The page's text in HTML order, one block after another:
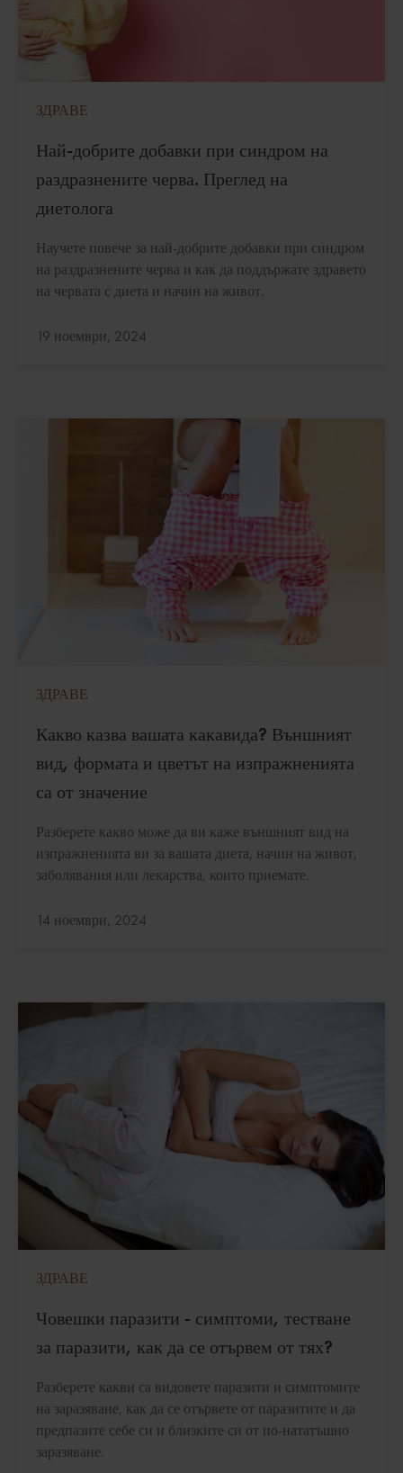
ЗДРАВЕ
Най-добрите добавки при синдром на
раздразнените черва. Преглед на
диетолога
Научете повече за най-добрите добавки при синдром
на раздразнените черва и как да поддържате здравето
на червата с диета и начин на живот.
Актуализирано:
19 ноември, 2024
ЗДРАВЕ
Какво казва вашата какавида? Външният
вид, формата и цветът на изпражненията
са от значение
Разберете какво може да ви каже външният вид на
изпражненията ви за вашата диета, начин на живот,
заболявания или лекарства, които приемате.
Актуализирано:
14 ноември, 2024
ЗДРАВЕ
Човешки паразити - симптоми, тестване
за паразити, как да се отървем от тях?
Разберете какви са видовете паразити и симптомите
на заразяване, как да се отървете от паразитите и да
предпазите себе си и близките си от по-нататъшно
заразяване.